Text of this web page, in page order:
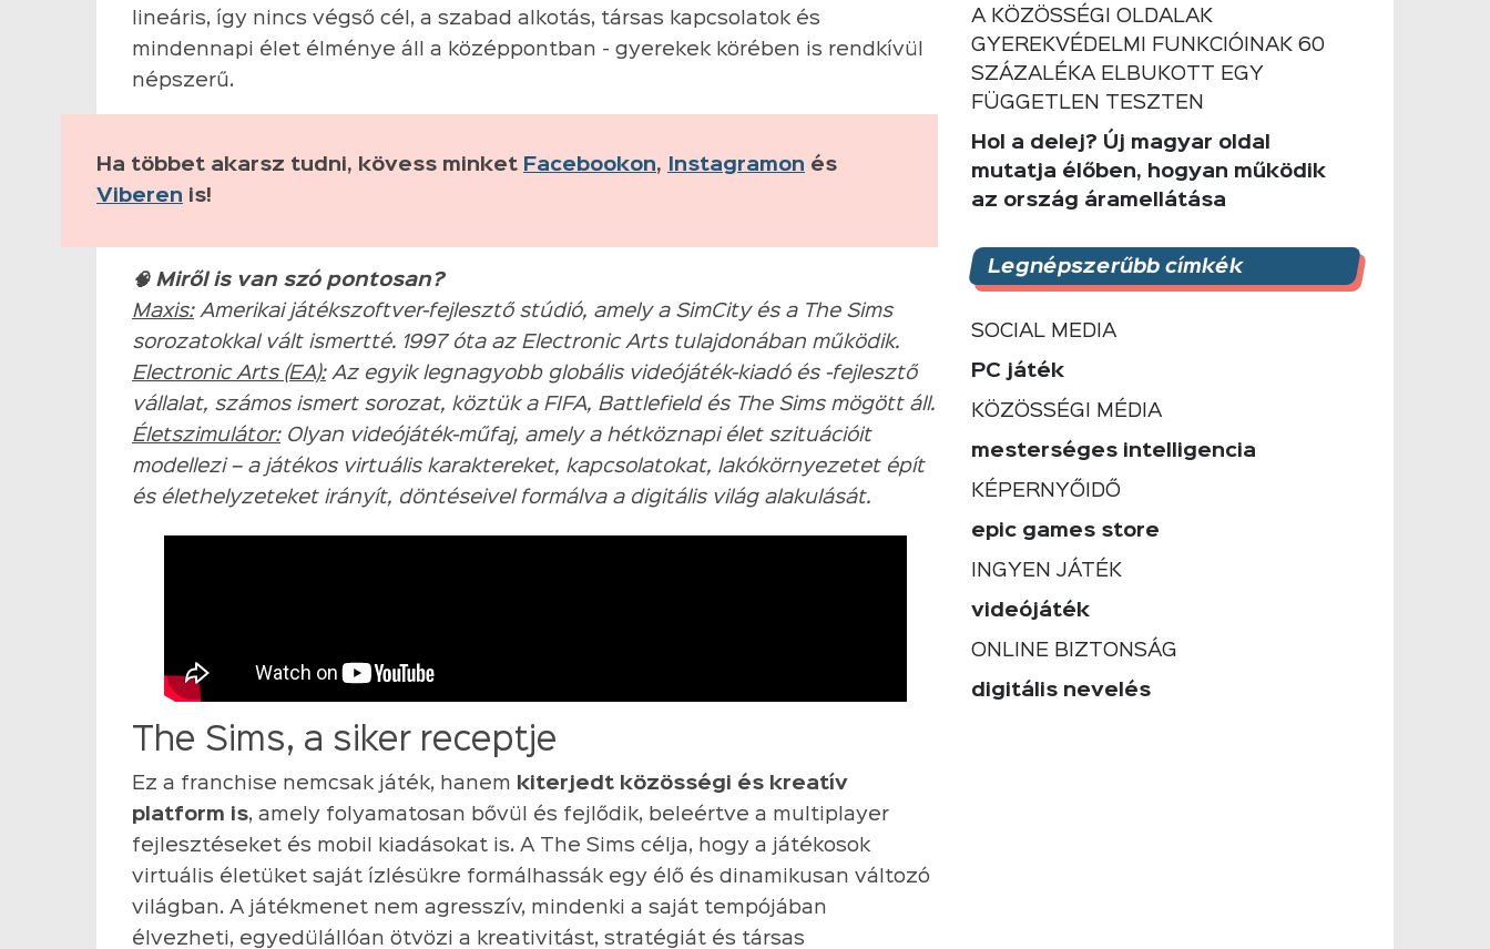
lineáris, így nincs végső cél, a szabad alkotás, társas kapcsolatok és
mindennapi élet élménye áll a középpontban - gyerekek körében is rendkívül
népszerű.
Ha többet akarsz tudni, kövess minket Facebookon, Instagramon és
Viberen is!
🧠 Miről is van szó pontosan?
Maxis:Amerikai játékszoftver-fejlesztő stúdió, amely a SimCity és a The Sims
sorozatokkal vált ismertté. 1997 óta az Electronic Arts tulajdonában működik.
Electronic Arts (EA):Az egyik legnagyobb globális videójáték-kiadó és -fejlesztő
vállalat, számos ismert sorozat, köztük a FIFA, Battlefield és The Sims mögött áll.
Életszimulátor:Olyan videójáték-műfaj, amely a hétköznapi élet szituációit
modellezi – a játékos virtuális karaktereket, kapcsolatokat, lakókörnyezetet épít
és élethelyzeteket irányít, döntéseivel formálva a digitális világ alakulását.
The Sims, a siker receptje
Ez a franchise nemcsak játék, hanem
kiterjedt közösségi és kreatív
platform is, amely folyamatosan bővül és fejlődik, beleértve a multiplayer
fejlesztéseket és mobil kiadásokat is. A The Sims célja, hogy a játékosok
virtuális életüket saját ízlésükre formálhassák egy élő és dinamikusan változó
világban. A játékmenet nem agresszív, mindenki a saját tempójában
élvezheti, egyedülállóan ötvözi a kreativitást, stratégiát és társas
A KÖZÖSSÉGI OLDALAK
GYEREKVÉDELMI FUNKCIÓINAK 60
SZÁZALÉKA ELBUKOTT EGY
FÜGGETLEN TESZTEN
Hol a delej? Új magyar oldal
mutatja élőben, hogyan működik
az ország áramellátása
Legnépszerűbb címkék
SOCIAL MEDIA
PC játék
KÖZÖSSÉGI MÉDIA
mesterséges intelligencia
KÉPERNYŐIDŐ
epic games store
INGYEN JÁTÉK
videójáték
ONLINE BIZTONSÁG
digitális nevelés